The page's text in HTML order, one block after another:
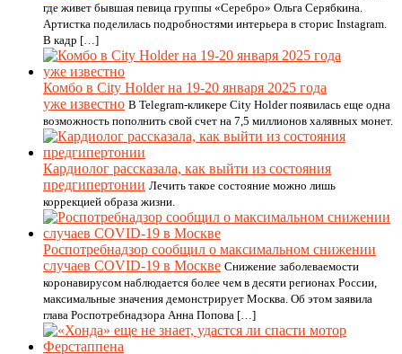
где живет бывшая певица группы «Серебро» Ольга Серябкина.
Артистка поделилась подробностями интерьера в сторис Instagram.
В кадр […]
Комбо в City Holder на 19-20 января 2025 года
уже известно В Telegram-кликере City Holder появилась еще одна
возможность пополнить свой счет на 7,5 миллионов халявных монет.
Кардиолог рассказала, как выйти из состояния
предгипертонии Лечить такое состояние можно лишь
коррекцией образа жизни.
Роспотребнадзор сообщил о максимальном снижении
случаев COVID-19 в Москве Снижение заболеваемости
коронавирусом наблюдается более чем в десяти регионах России,
максимальные значения демонстрирует Москва. Об этом заявила
глава Роспотребнадзора Анна Попова […]